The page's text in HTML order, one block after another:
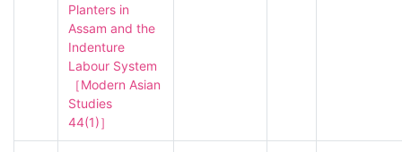
Planters in
Assam and the
Indenture
Labour System
［Modern Asian
Studies
44(1)］